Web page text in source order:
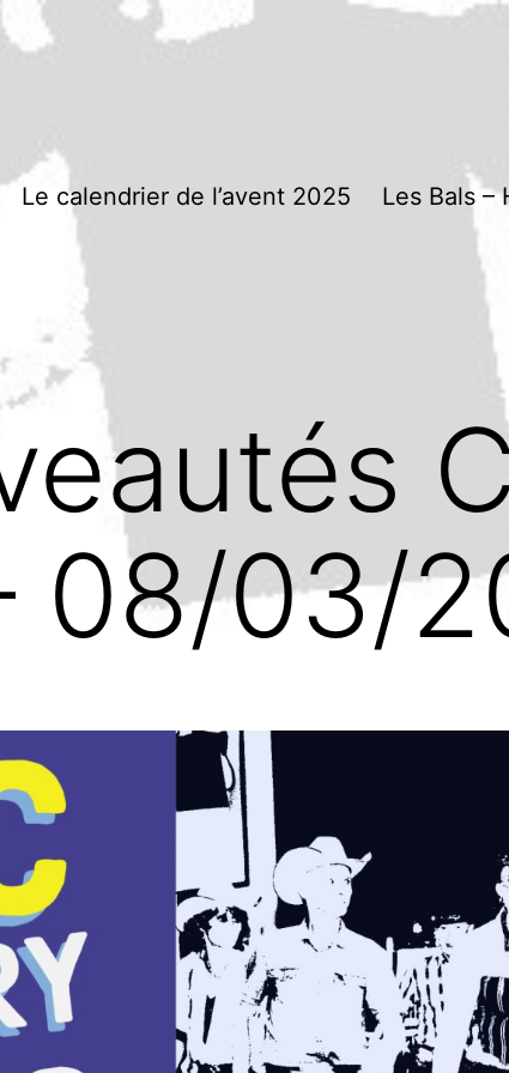
Le calendrier de l’avent 2025 Les Bals –
08/03/